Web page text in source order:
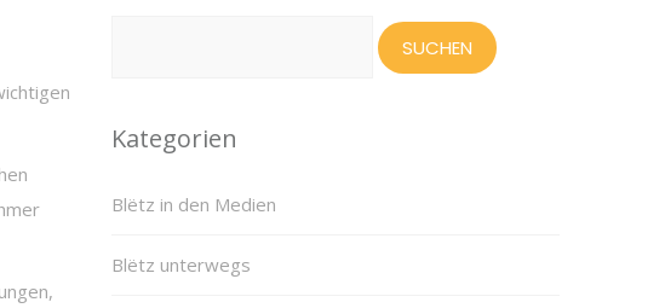
Kategorien
Blëtz in den Medien
Blëtz unterwegs